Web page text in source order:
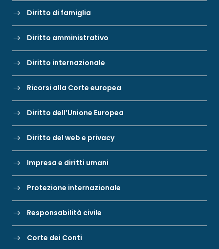
Diritto di famiglia
Diritto amministrativo
Diritto internazionale
Ricorsi alla Corte europea
Diritto dell’Unione Europea
Diritto del web e privacy
Impresa e diritti umani
Protezione internazionale
Responsabilità civile
Corte dei Conti